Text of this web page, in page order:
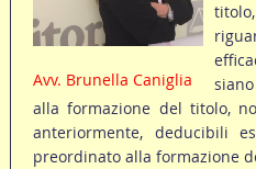
Avv. Brunella Caniglia
alla formazione del titolo,
anteriormente, deducibili
preordinato alla formazione